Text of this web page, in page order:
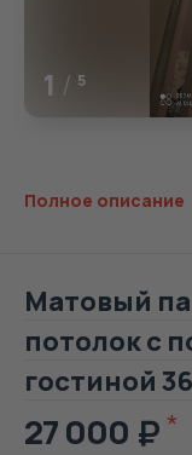
1 / 5
Полное описание
Матовый
потолок с
гостиной
27 000